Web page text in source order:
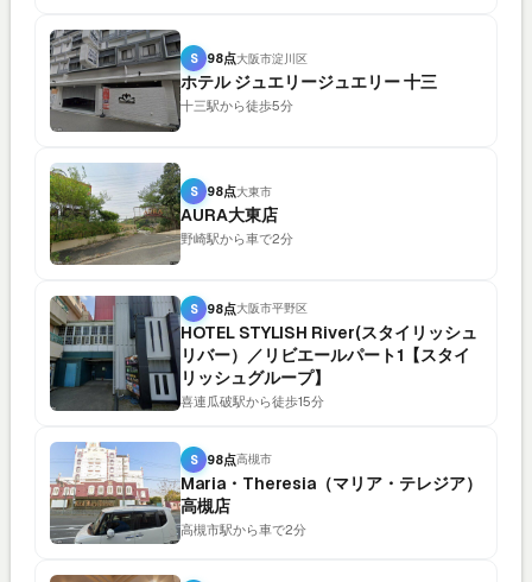
S 98点大阪市淀川区
ホテル ジュエリージュエリー 十三
十三駅から徒歩5分
S 98点大東市
AURA大東店
野崎駅から車で2分
S 98点大阪市平野区
HOTEL STYLISH River(スタイリッシュ
リバー）／リビエールパート1【スタイ
リッシュグループ】
喜連瓜破駅から徒歩15分
S 98点高槻市
Maria・Theresia（マリア・テレジア）
高槻店
高槻市駅から車で2分